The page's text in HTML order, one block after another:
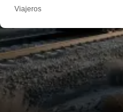
Viajeros